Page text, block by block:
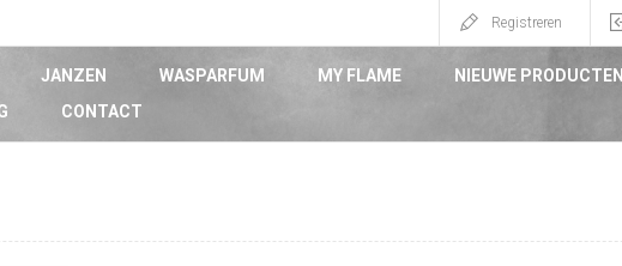
Registreren
JANZEN WASPARFUM MY FLAME NIEUWE PRODUCTEN
CONTACT